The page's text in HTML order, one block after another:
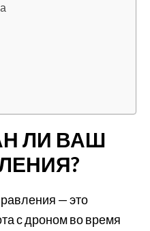
ЛИ ВАШ
— это
с дроном во время